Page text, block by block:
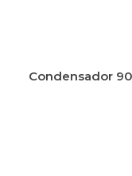
Condensador